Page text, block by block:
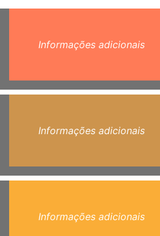
Informações adicionais
Informações adicionais
Informações adicionais